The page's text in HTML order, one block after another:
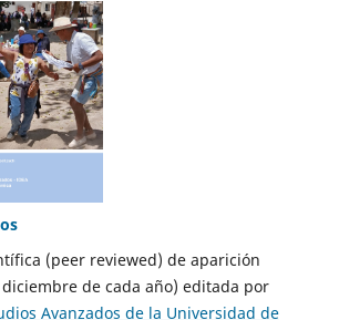
(peer reviewed) de aparición
de cada año) editada por
Avanzados de la Universidad de